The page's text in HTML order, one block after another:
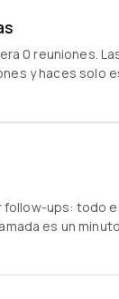
0 reuniones.
y haces solo
follow-ups: todo
es un